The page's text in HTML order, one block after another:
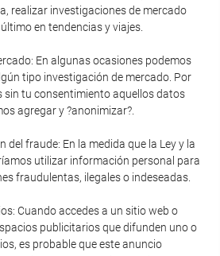
realizar investigaciones de mercado
en tendencias y viajes.
En algunas ocasiones podemos
tipo investigación de mercado. Por
sin tu consentimiento aquellos datos
agregar y ?anonimizar?.
del fraude: En la medida que la Ley y la
utilizar información personal para
fraudulentas, ilegales o indeseadas.
Cuando accedes a un sitio web o
publicitarios que difunden uno o
es probable que este anuncio